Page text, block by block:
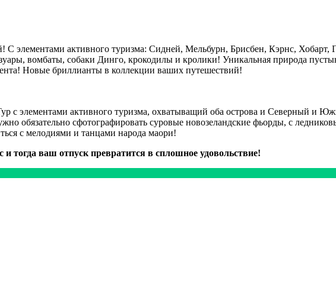
элементами активного туризма: Сидней, Мельбурн, Брисбен, Кэрнс, Хобарт,
вомбаты, собаки Динго, крокодилы и кролики! Уникальная природа
Новые бриллианты в коллекции ваших путешествий!
с элементами активного туризма, охватыващий оба острова и Северный и
обязательно сфотографировать суровые новозеландские фьорды, с
с мелодиями и танцами народа маори!
и тогда ваш отпуск превратится в сплошное удовольствие!